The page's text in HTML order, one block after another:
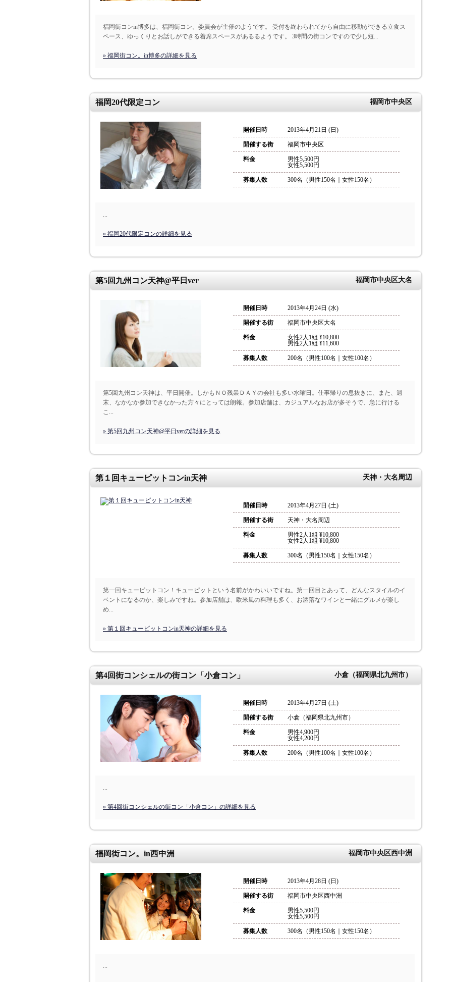
福岡街コンin博多は、福岡街コン。委員会が主催のようです。 受付を終わられてから自由に移動ができる立食ス
ペース、ゆっくりとお話しができる着席スペースがあるるようです。 3時間の街コンですので少し短...
» 福岡街コン。in博多の詳細を見る
福岡20代限定コン 福岡市中央区
開催日時 2013年4月21日 (日)
開催する街 福岡市中央区
料金
男性5,500円
女性5,500円
募集人数 300名（男性150名｜女性150名）
» 福岡20代限定コンの詳細を見る
第5回九州コン天神@平日ver 福岡市中央区大名
開催日時 2013年4月24日 (水)
開催する街 福岡市中央区大名
料金
女性2人1組 ¥10,800
男性2人1組 ¥11,600
募集人数 200名（男性100名｜女性100名）
第5回九州コン天神は、平日開催。しかもＮＯ残業ＤＡＹの会社も多い水曜日。仕事帰りの息抜きに、また、週
末、なかなか参加できなかった方々にとっては朗報。参加店舗は、カジュアルなお店が多そうで、急に行ける
こ...
» 第5回九州コン天神@平日verの詳細を見る
第１回キューピットコンin天神 天神・大名周辺
開催日時 2013年4月27日 (土)
開催する街 天神・大名周辺
料金
男性2人1組 ¥10,800
女性2人1組 ¥10,800
募集人数 300名（男性150名｜女性150名）
第一回キューピットコン！キューピットという名前がかわいいですね。第一回目とあって、どんなスタイルのイ
ベントになるのか、楽しみですね。参加店舗は、欧米風の料理も多く、お洒落なワインと一緒にグルメが楽し
め...
» 第１回キューピットコンin天神の詳細を見る
第4回街コンシェルの街コン「小倉コン」 小倉（福岡県北九州市）
開催日時 2013年4月27日 (土)
開催する街 小倉（福岡県北九州市）
料金
男性4,900円
女性4,200円
募集人数 200名（男性100名｜女性100名）
» 第4回街コンシェルの街コン「小倉コン」の詳細を見る
福岡街コン。in西中洲 福岡市中央区西中洲
開催日時 2013年4月28日 (日)
開催する街 福岡市中央区西中洲
料金
男性5,500円
女性5,500円
募集人数 300名（男性150名｜女性150名）